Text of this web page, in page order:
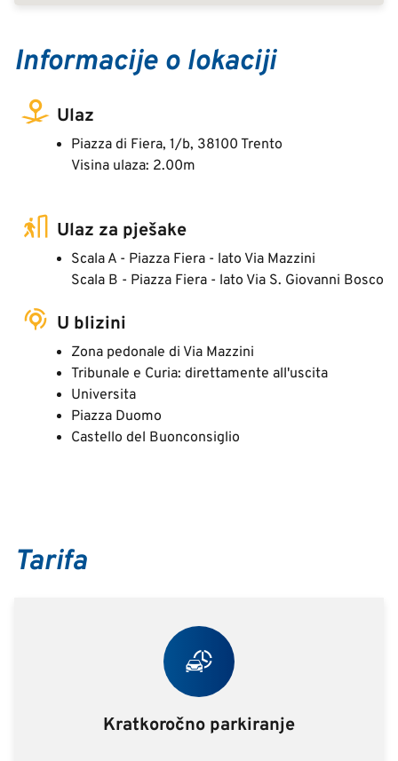
Informacije o lokaciji
Ulaz
Piazza di Fiera, 1/b, 38100 Trento
Visina ulaza: 2.00m
Ulaz za pješake
Scala A - Piazza Fiera - lato Via Mazzini
Scala B - Piazza Fiera - lato Via S. Giovanni Bosco
U blizini
Zona pedonale di Via Mazzini
Tribunale e Curia: direttamente all'uscita
Universita
Piazza Duomo
Castello del Buonconsiglio
Tarifa
Kratkoročno parkiranje